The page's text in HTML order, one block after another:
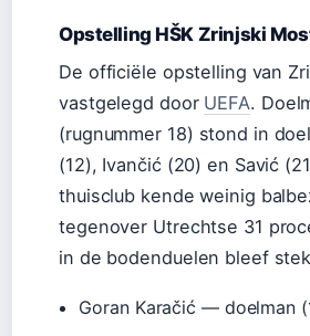
Opstelling HŠK Zrinjski
De officiële opstelling van
vastgelegd door UEFA.
(rugnummer 18) stond in
(12), Ivančić (20) en Savić
thuisclub kende weinig
tegenover Utrechtse 31
in de bodenduelen bleef
Goran Karačić — doelman